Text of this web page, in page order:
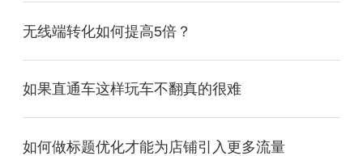
无线端转化如何提高5倍？
如果直通车这样玩车不翻真的很难
如何做标题优化才能为店铺引入更多流量